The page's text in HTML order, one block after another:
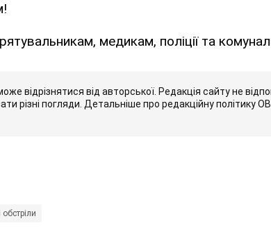
медикам, поліції та
відрізнятися від авторської. Редакція сайту не
різні погляди. Детальніше про редакційну політику
обстріли